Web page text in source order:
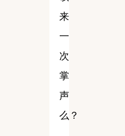
来
一
次
掌
声
么？